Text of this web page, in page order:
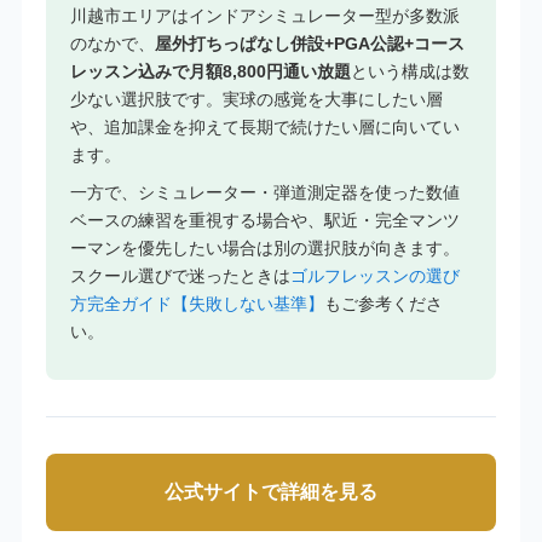
川越市エリアはインドアシミュレーター型が多数派
のなかで、 屋外打ちっぱなし併設+PGA公認+コース
レッスン込みで月額8,800円通い放題という構成は数
少ない選択肢です。実球の感覚を大事にしたい層
や、追加課金を抑えて長期で続けたい層に向いてい
ます。
一方で、シミュレーター・弾道測定器を使った数値
ベースの練習を重視する場合や、駅近・完全マンツ
ーマンを優先したい場合は別の選択肢が向きます。
スクール選びで迷ったときはゴルフレッスンの選び
方完全ガイド【失敗しない基準】
もご参考くださ
い。
公式サイトで詳細を見る